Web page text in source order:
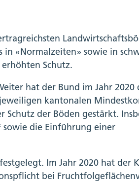
in «Normalzeiten» sowie in
Schutz.
hat der Bund im Jahr 2020
kantonalen
der Böden gestärkt.
sowie die Einführung einer
Im Jahr 2020 hat der
bei